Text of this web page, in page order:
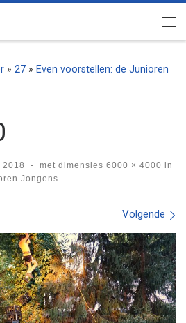
» 27 » Even voorstellen: de Junioren
2018 - met dimensies 6000 × 4000 in
Jongens
navigatie Volgende